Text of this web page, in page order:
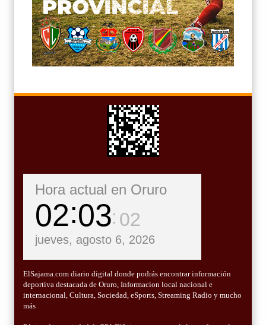
Hora actual en Oruro
02 03 03
jueves, agosto 6, 2026
ElSajama.com diario digital donde podrás encontrar información
deportiva destacada de Oruro, Informacion local nacional e
internacional, Cultura, Sociedad, eSports, Streaming Radio y mucho
más